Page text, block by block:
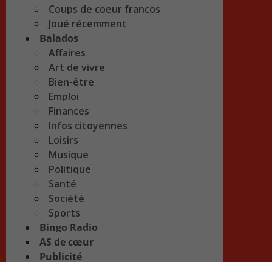
Coups de coeur francos
Joué récemment
Balados
Affaires
Art de vivre
Bien-être
Emploi
Finances
Infos citoyennes
Loisirs
Musique
Politique
Santé
Société
Sports
Bingo Radio
AS de cœur
Publicité